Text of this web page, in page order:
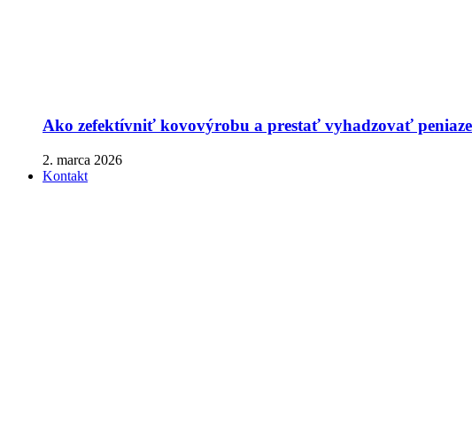
Ako zefektívniť kovovýrobu a prestať vyhadzovať peniaze
2. marca 2026
Kontakt